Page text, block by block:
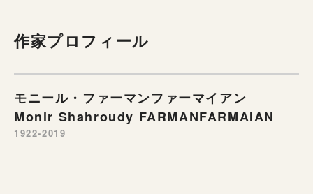
作家プロフィール
モニール・ファーマンファーマイアン
Monir Shahroudy FARMANFARMAIAN
1922-2019